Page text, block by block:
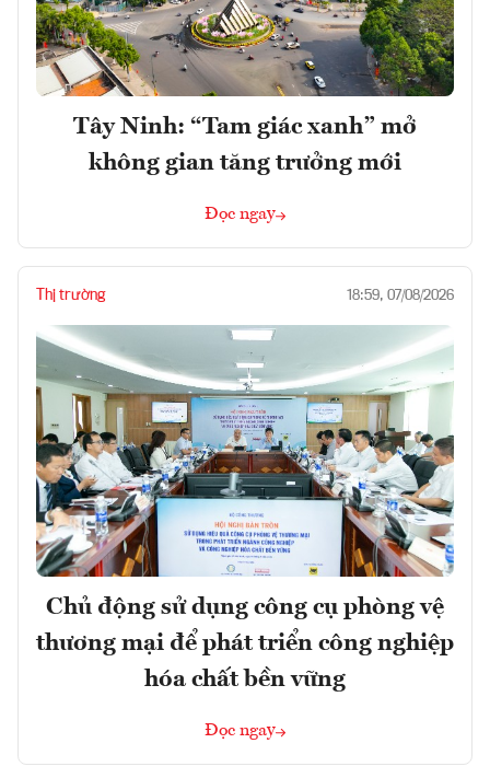
Tây Ninh: “Tam giác xanh” mở
không gian tăng trưởng mới
Đọc ngay
Thị trường 18:59, 07/08/2026
Chủ động sử dụng công cụ phòng vệ
thương mại để phát triển công nghiệp
hóa chất bền vững
Đọc ngay